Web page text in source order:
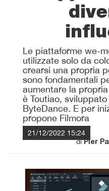
Le piattaforme we-
utilizzate solo da
crearsi una propria
sono fondamentali
aumentare la
è Toutiao,
ByteDance. E per
propone Filmora
21/12/2022 15:24
diPier